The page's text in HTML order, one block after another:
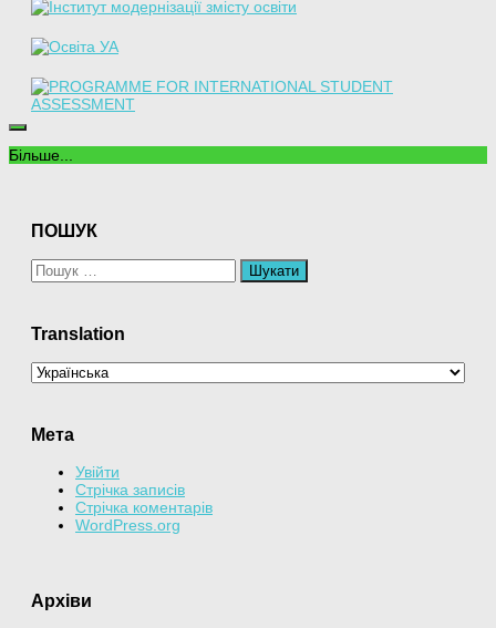
Більше...
ПОШУК
Пошук:
Translation
Мета
Увійти
Стрічка записів
Стрічка коментарів
WordPress.org
Архіви